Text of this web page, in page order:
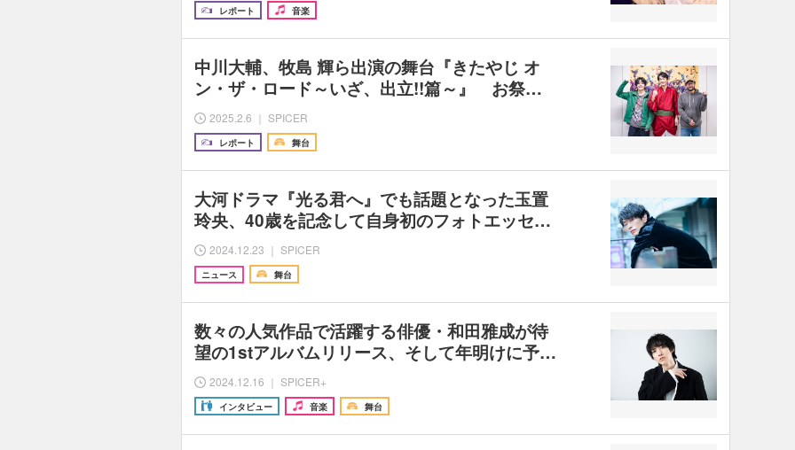
レポート 音楽
中川大輔、牧島 輝ら出演の舞台『きたやじ オ
ン・ザ・ロード～いざ、出立!!篇～』 お祭…
2025.2.6 ｜ SPICER
レポート 舞台
大河ドラマ『光る君へ』でも話題となった玉置
玲央、40歳を記念して自身初のフォトエッセ…
2024.12.23 ｜ SPICER
ニュース 舞台
数々の人気作品で活躍する俳優・和田雅成が待
望の1stアルバムリリース、そして年明けに予…
2024.12.16 ｜ SPICER+
インタビュー 音楽 舞台